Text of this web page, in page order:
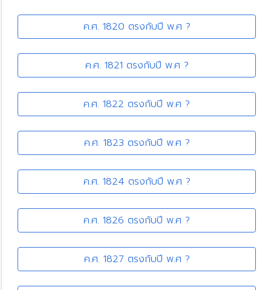
ค.ศ. 1820 ตรงกับปี พ.ศ ?
ค.ศ. 1821 ตรงกับปี พ.ศ ?
ค.ศ. 1822 ตรงกับปี พ.ศ ?
ค.ศ. 1823 ตรงกับปี พ.ศ ?
ค.ศ. 1824 ตรงกับปี พ.ศ ?
ค.ศ. 1826 ตรงกับปี พ.ศ ?
ค.ศ. 1827 ตรงกับปี พ.ศ ?